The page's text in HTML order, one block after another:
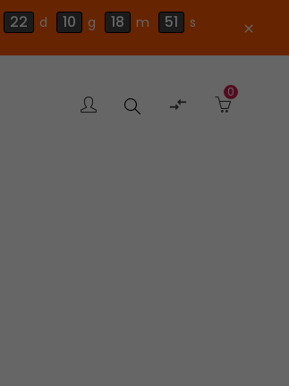
22 d 10 g 18 m 51 s close
Szukaj 
0